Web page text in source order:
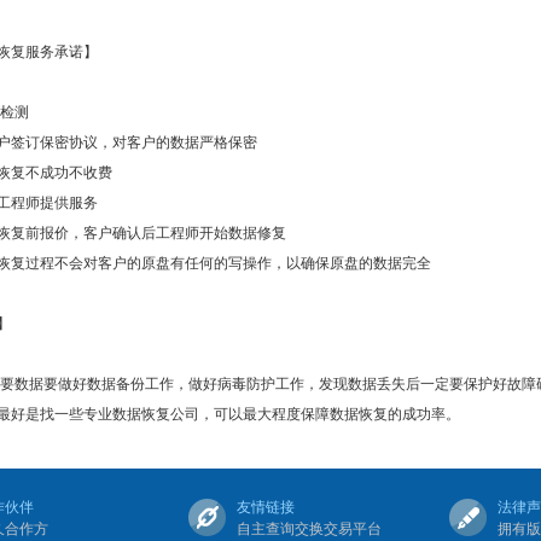
复服务承诺】
测
签订保密协议，对客户的数据严格保密
复不成功不收费
程师提供服务
复前报价，客户确认后工程师开始数据修复
复过程不会对客户的原盘有任何的写操作，以确保原盘的数据完全
要做好数据备份工作，做好病毒防护工作，发现数据丢失后一定要保护好故障
好是找一些专业数据恢复公司，可以最大程度保障数据恢复的成功率。
伙伴
合作方
友情链接
自主查询交换交易平台
法律
拥有